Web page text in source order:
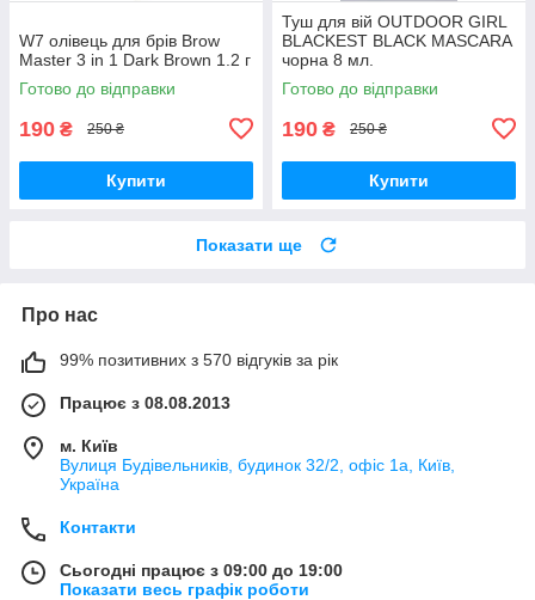
W7 олівець для брів Brow
Master 3 in 1 Dark Brown 1.2 г
Готово до відправки
190 ₴ 250 ₴
Купити
Туш для вій OUTDOOR GIRL
BLACKEST BLACK MASCARA
чорна 8 мл.
Готово до відправки
190 ₴ 250 ₴
Купити
Показати ще
Про нас
99% позитивних з 570 відгуків за рік
Працює з 08.08.2013
м. Київ
Вулиця Будівельників, будинок 32/2, офіс 1а, Київ,
Україна
Контакти
Сьогодні працює з 09:00 до 19:00
Показати весь графік роботи